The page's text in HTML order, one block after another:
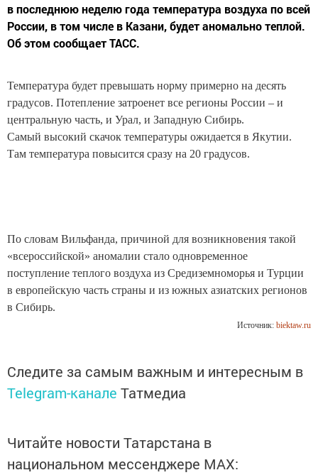
в последнюю неделю года температура воздуха по всей
России, в том числе в Казани, будет аномально теплой.
Об этом сообщает ТАСС.
Температура будет превышать норму примерно на десять
градусов. Потепление затроенет все регионы России – и
центральную часть, и Урал, и Западную Сибирь.
Самый высокий скачок температуры ожидается в Якутии.
Там температура повысится сразу на 20 градусов.
По словам Вильфанда, причиной для возникновения такой
«всероссийской» аномалии стало одновременное
поступление теплого воздуха из Средиземноморья и Турции
в европейскую часть страны и из южных азиатских регионов
в Сибирь.
Источник: biektaw.ru
Следите за самым важным и интересным в
Telegram-канале Татмедиа
Читайте новости Татарстана в
национальном мессенджере MАХ: